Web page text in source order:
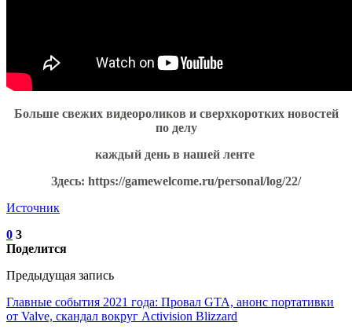
Больше свежих видеороликов и сверхкоротких новостей
по делу
каждый день в нашей ленте
Здесь: https://gamewelcome.ru/personal/log/22/
Источник
0 3
Поделится
Предыдущая запись
Главные события 2021 года: Провал GTA, анонс портативки
от Valve, скандал вокруг Activision Blizzard